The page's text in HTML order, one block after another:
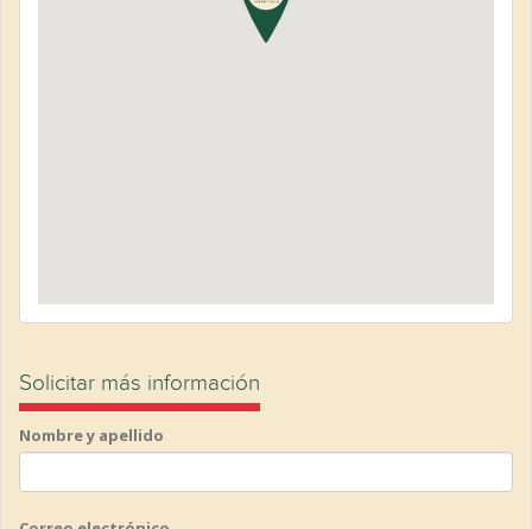
Solicitar más información
Nombre y apellido